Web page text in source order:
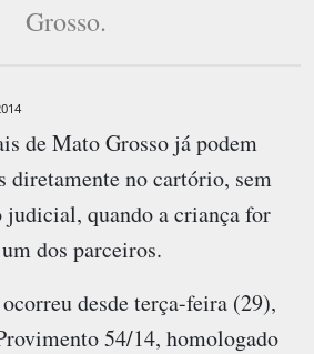
Grosso.
de Mato Grosso já podem
diretamente no cartório, sem
judicial, quando a criança for
dos parceiros.
desde terça-feira (29),
54/14, homologado